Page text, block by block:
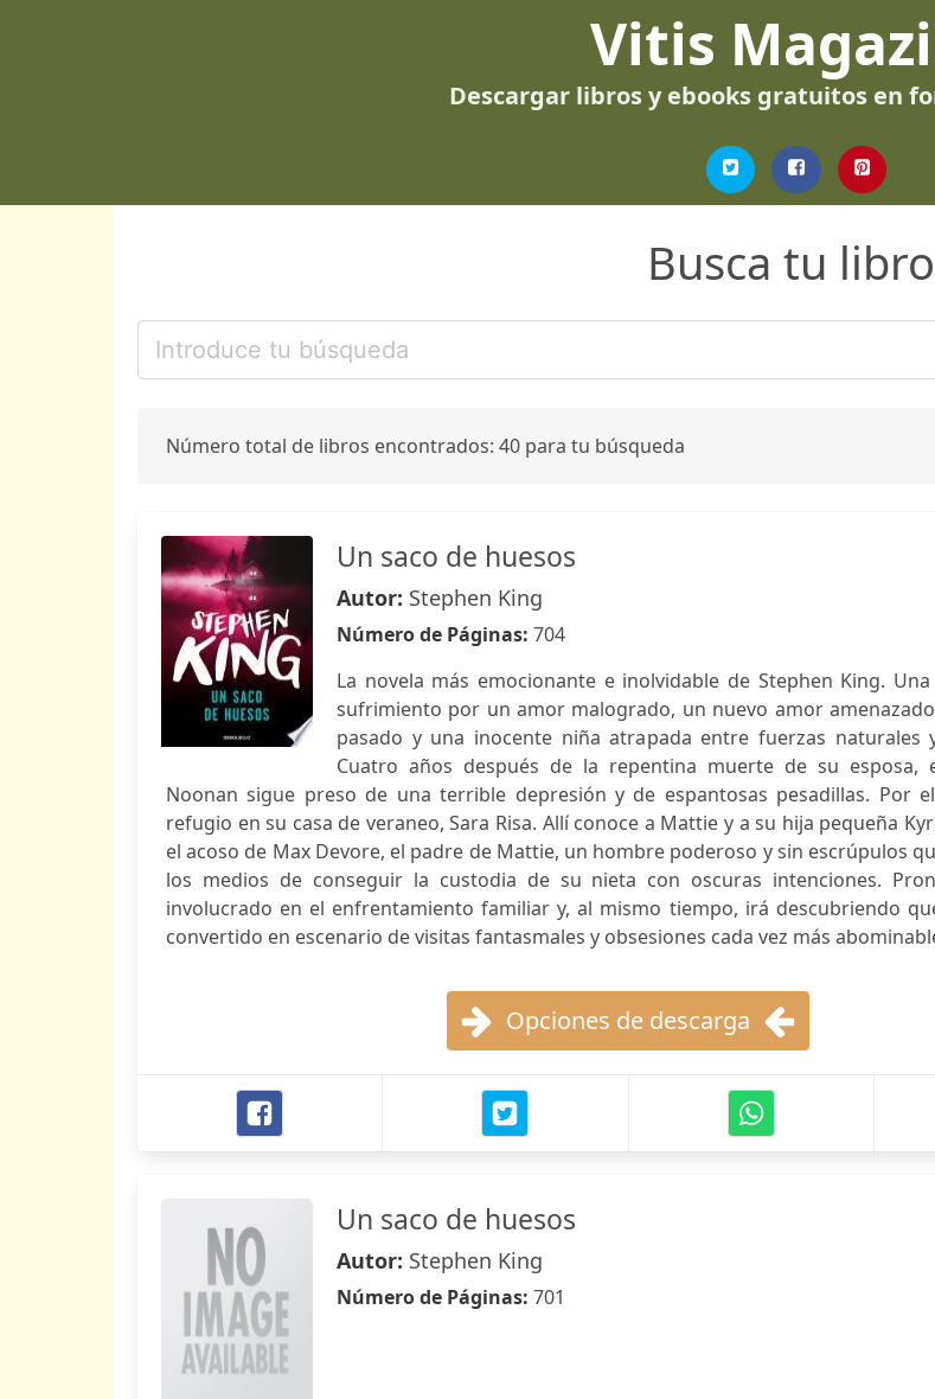
Vitis
Descargar libros y ebooks gratuitos en
Busca tu
Número total de libros encontrados: 40 para tu búsqueda
Un saco de huesos
Autor: Stephen King
Número de Páginas: 704
La novela más emocionante e inolvidable de Stephen King.
sufrimiento por un amor malogrado, un nuevo amor
pasado y una inocente niña atrapada entre fuerzas naturales
Cuatro años después de la repentina muerte de su esposa,
Noonan sigue preso de una terrible depresión y de espantosas pesadillas. Por
refugio en su casa de veraneo, Sara Risa. Allí conoce a Mattie y a su hija pequeña
el acoso de Max Devore, el padre de Mattie, un hombre poderoso y sin escrúpulos
los medios de conseguir la custodia de su nieta con oscuras intenciones.
involucrado en el enfrentamiento familiar y, al mismo tiempo, irá descubriendo
convertido en escenario de visitas fantasmales y obsesiones cada vez más
Opciones de descarga
Un saco de huesos
Autor: Stephen King
Número de Páginas: 701